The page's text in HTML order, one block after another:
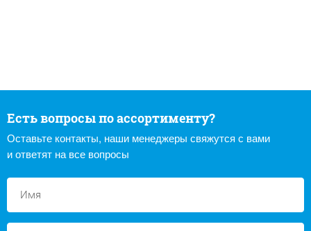
Есть вопросы по ассортименту?
Оставьте контакты, наши менеджеры свяжутся с вами
и ответят на все вопросы